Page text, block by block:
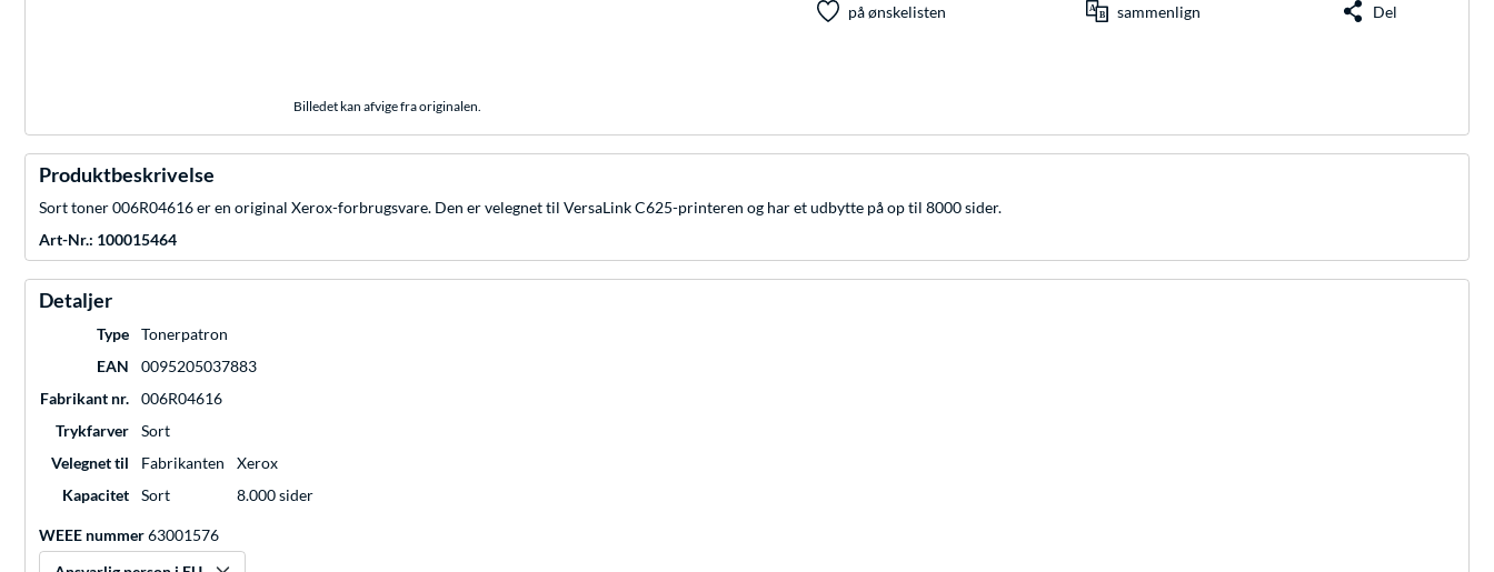
Billedet kan afvige fra originalen.
på ønskelisten sammenlign Del
Produktbeskrivelse
Sort toner 006R04616 er en original Xerox-forbrugsvare. Den er velegnet til VersaLink C625-printeren og har et udbytte på op til 8000 sider.
Art-Nr.: 100015464
Detaljer
Type
Tonerpatron
EAN
0095205037883
Fabrikant nr.
006R04616
Trykfarver
Sort
Velegnet til
Fabrikanten
Xerox
Kapacitet
Sort 8.000 sider
WEEE nummer63001576